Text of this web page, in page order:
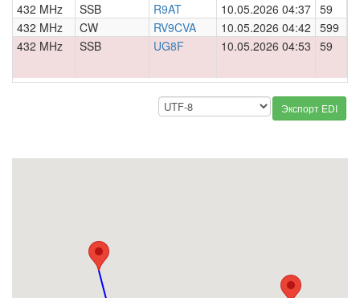
432 MHz
SSB R9AT 10.05.2026 04:37 59
432 MHz
CW RV9CVA 10.05.2026 04:42 599
432 MHz
SSB UG8F 10.05.2026 04:53 59
Экспорт EDI